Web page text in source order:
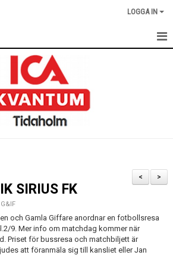
LOGGA IN
>
<
SIRIUS FK
och Gamla Giffare anordnar en fotbollsresa
9. Mer info om matchdag kommer när
Priset för bussresa och matchbiljett är
att föranmäla sig till kansliet eller Jan